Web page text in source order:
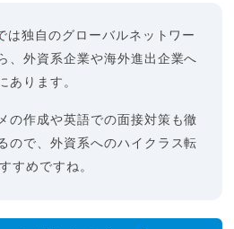
は独自のグローバルネットワー
、外資系企業や海外進出企業へ
あります。
の作成や英語での面接対策も徹
ので、外資系へのハイクラス転
すめですね。